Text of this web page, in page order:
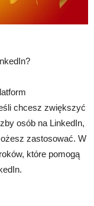
chcesz zwiększyć
osób na LinkedIn,
zastosować. W
które pomogą